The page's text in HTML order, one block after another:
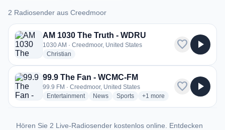
2 Radiosender aus Creedmoor
2 Radiosender aus Creedmoor
AM 1030 The Truth - WDRU
1030 AM · Creedmoor, United States
Christian
favorite play_arrow
99.9 The Fan - WCMC-FM
99.9 FM · Creedmoor, United States
Entertainmentradio stations
Newsradio stations
Sportsradio stations
+1 more genres for 99.9 The
more
favorite play_arrow
Hören Sie 2 Live-Radiosender kostenlos online. Entdecken